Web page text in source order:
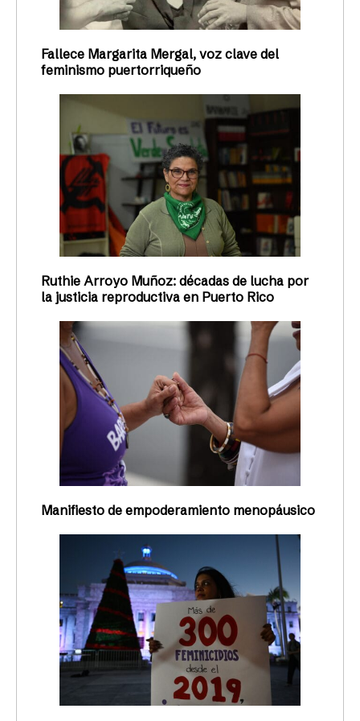
Fallece Margarita Mergal, voz clave del
feminismo puertorriqueño
Ruthie Arroyo Muñoz: décadas de lucha por
la justicia reproductiva en Puerto Rico
Manifiesto de empoderamiento menopáusico